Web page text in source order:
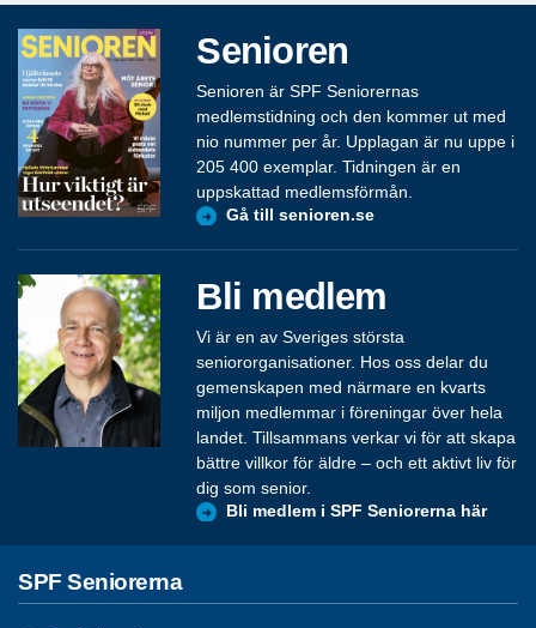
Senioren
Senioren är SPF Seniorernas
medlemstidning och den kommer ut med
nio nummer per år. Upplagan är nu uppe i
205 400 exemplar. Tidningen är en
uppskattad medlemsförmån.
Gå till senioren.se
Bli medlem
Vi är en av Sveriges största
seniororganisationer. Hos oss delar du
gemenskapen med närmare en kvarts
miljon medlemmar i föreningar över hela
landet. Tillsammans verkar vi för att skapa
bättre villkor för äldre – och ett aktivt liv för
dig som senior.
Bli medlem i SPF Seniorerna här
SPF Seniorerna